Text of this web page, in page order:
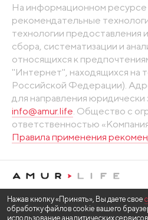
На информационном
рекомендательные
технологии предоставления
сбора, систематизации и
относящихся к
"Интернет", находящихся на
Российской Федерации).
для направления
info@amur.life . Общество с
ответственностью
Правила применения
Нажав кнопку «Принять», Вы даете свое
обработку файлов cookie вашего
использование аналитических сервисов